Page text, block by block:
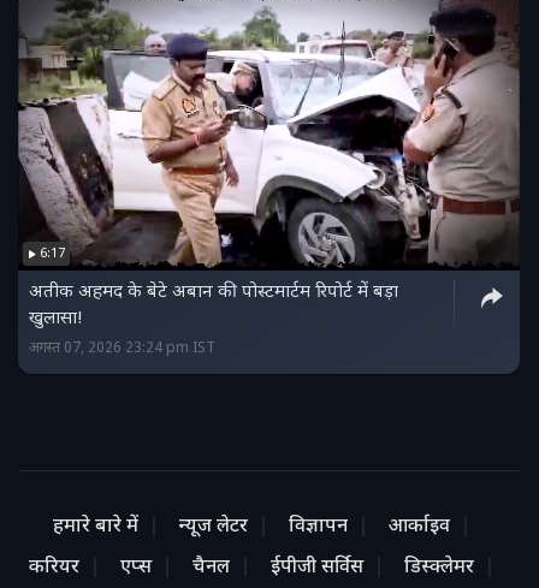
6:17
अतीक अहमद के बेटे अबान की पोस्टमार्टम रिपोर्ट में बड़ा
खुलासा!
अगस्त 07, 2026 23:24 pm IST
हमारे बारे में न्यूज लेटर विज्ञापन
आर्काइव
करियर
एप्स चैनल ईपीजी सर्विस डिस्क्लेमर